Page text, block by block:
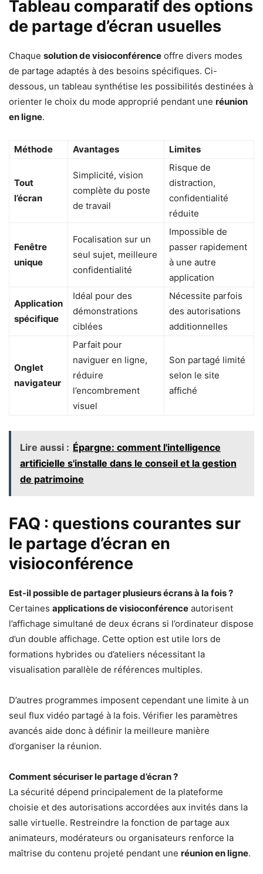
Tableau comparatif des options
de partage d’écran usuelles
Chaque solution de visioconférence offre divers modes
de partage adaptés à des besoins spécifiques. Ci-
dessous, un tableau synthétise les possibilités destinées à
orienter le choix du mode approprié pendant une réunion
en ligne.
Méthode Avantages Limites
Tout
l’écran
Simplicité, vision
complète du poste
de travail
Risque de
distraction,
confidentialité
réduite
Fenêtre
unique
Focalisation sur un
seul sujet, meilleure
confidentialité
Impossible de
passer rapidement
à une autre
application
Application
spécifique
Idéal pour des
démonstrations
ciblées
Nécessite parfois
des autorisations
additionnelles
Onglet
navigateur
Parfait pour
naviguer en ligne,
réduire
l’encombrement
visuel
Son partagé limité
selon le site
affiché
Lire aussi : Épargne: comment l'intelligence
artificielle s'installe dans le conseil et la gestion
de patrimoine
FAQ : questions courantes sur
le partage d’écran en
visioconférence
Est-il possible de partager plusieurs écrans à la fois ?
Certaines applications de visioconférence autorisent
l’affichage simultané de deux écrans si l’ordinateur dispose
d’un double affichage. Cette option est utile lors de
formations hybrides ou d’ateliers nécessitant la
visualisation parallèle de références multiples.
D’autres programmes imposent cependant une limite à un
seul flux vidéo partagé à la fois. Vérifier les paramètres
avancés aide donc à définir la meilleure manière
d’organiser la réunion.
Comment sécuriser le partage d’écran ?
La sécurité dépend principalement de la plateforme
choisie et des autorisations accordées aux invités dans la
salle virtuelle. Restreindre la fonction de partage aux
animateurs, modérateurs ou organisateurs renforce la
maîtrise du contenu projeté pendant une réunion en ligne.